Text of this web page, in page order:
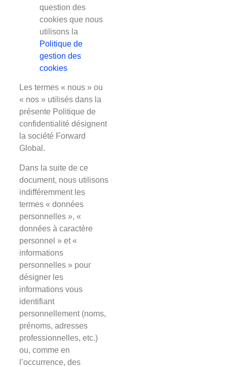
question des
cookies que nous
utilisons la
Politique de
gestion des
cookies
Les termes « nous » ou
« nos » utilisés dans la
présente Politique de
confidentialité désignent
la société Forward
Global.
Dans la suite de ce
document, nous utilisons
indifféremment les
termes « données
personnelles », «
données à caractère
personnel » et «
informations
personnelles » pour
désigner les
informations vous
identifiant
personnellement (noms,
prénoms, adresses
professionnelles, etc.)
ou, comme en
l’occurrence, des